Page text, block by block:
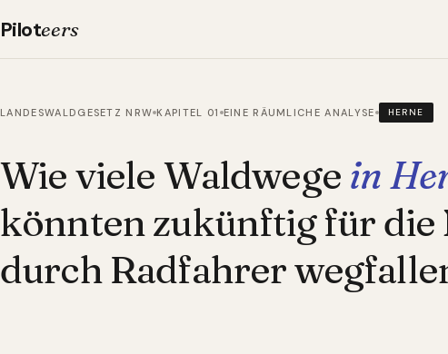
Piloteers
LANDESWALDGESETZ NRW KAPITEL 01 EINE RÄUMLICHE ANALYSE HERNE
Wie viele Waldwege in
könnten zukünftig für die
durch Radfahrer